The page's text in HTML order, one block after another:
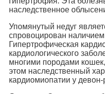
наследственное
Упомянутый недуг
спровоцирован наличием
Гипертрофическая
кардиологического
многими породами
этом наследственный
кардиомиопатии у девон-